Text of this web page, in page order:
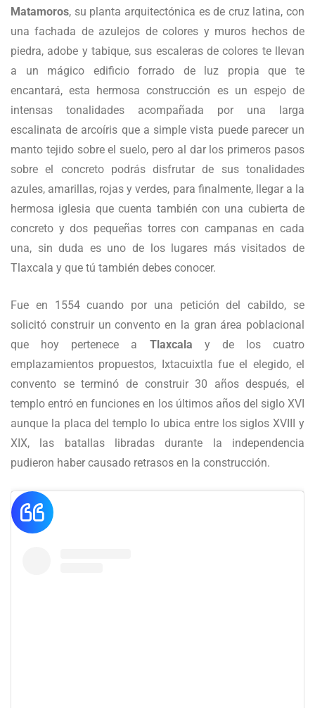
Matamoros, su planta arquitectónica es de cruz latina, con
una fachada de azulejos de colores y muros hechos de
piedra, adobe y tabique, sus escaleras de colores te llevan
a un mágico edificio forrado de luz propia que te
encantará, esta hermosa construcción es un espejo de
intensas tonalidades acompañada por una larga
escalinata de arcoíris que a simple vista puede parecer un
manto tejido sobre el suelo, pero al dar los primeros pasos
sobre el concreto podrás disfrutar de sus tonalidades
azules, amarillas, rojas y verdes, para finalmente, llegar a la
hermosa iglesia que cuenta también con una cubierta de
concreto y dos pequeñas torres con campanas en cada
una, sin duda es uno de los lugares más visitados de
Tlaxcala y que tú también debes conocer.
Fue en 1554 cuando por una petición del cabildo, se
solicitó construir un convento en la gran área poblacional
que hoy pertenece a Tlaxcala y de los cuatro
emplazamientos propuestos, Ixtacuixtla fue el elegido, el
convento se terminó de construir 30 años después, el
templo entró en funciones en los últimos años del siglo XVI
aunque la placa del templo lo ubica entre los siglos XVIII y
XIX, las batallas libradas durante la independencia
pudieron haber causado retrasos en la construcción.